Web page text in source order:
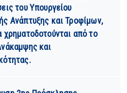
του Υπουργείου
Ανάπτυξης και Τροφίμων,
χρηματοδοτούνται από το
και